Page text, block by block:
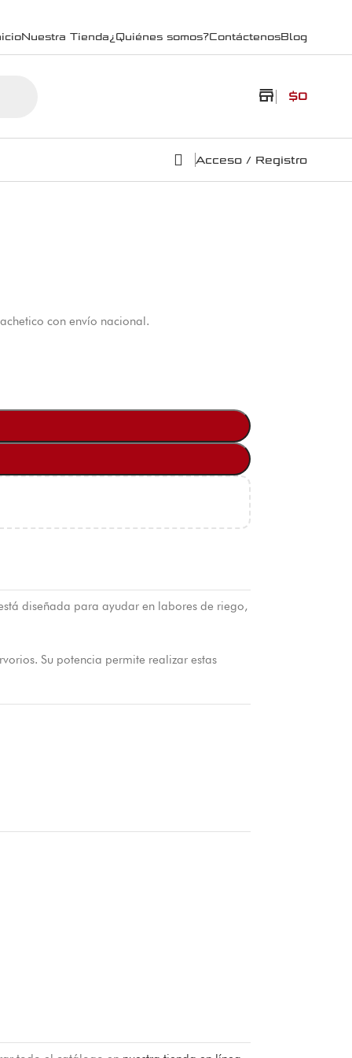
Nuestra Tienda¿Quiénes somos?ContáctenosBlog
store $0
Acceso / Registro
con envío nacional.
diseñada para ayudar en labores de riego,
Su potencia permite realizar estas